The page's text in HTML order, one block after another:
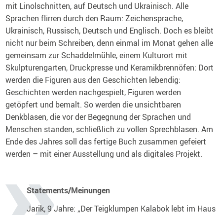
mit Linolschnitten, auf Deutsch und Ukrainisch. Alle
Sprachen flirren durch den Raum: Zeichensprache,
Ukrainisch, Russisch, Deutsch und Englisch. Doch es bleibt
nicht nur beim Schreiben, denn einmal im Monat gehen alle
gemeinsam zur Schaddelmühle, einem Kulturort mit
Skulpturengarten, Druckpresse und Keramikbrennöfen: Dort
werden die Figuren aus den Geschichten lebendig:
Geschichten werden nachgespielt, Figuren werden
getöpfert und bemalt. So werden die unsichtbaren
Denkblasen, die vor der Begegnung der Sprachen und
Menschen standen, schließlich zu vollen Sprechblasen. Am
Ende des Jahres soll das fertige Buch zusammen gefeiert
werden – mit einer Ausstellung und als digitales Projekt.
Statements/Meinungen
Jarik, 9 Jahre: „Der Teigklumpen Kalabok lebt im Haus